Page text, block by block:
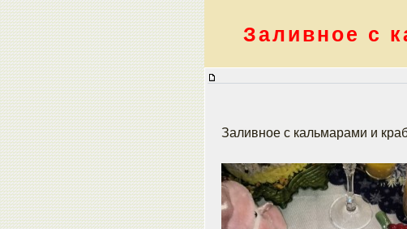
Заливное с
Заливное с кальмарами и